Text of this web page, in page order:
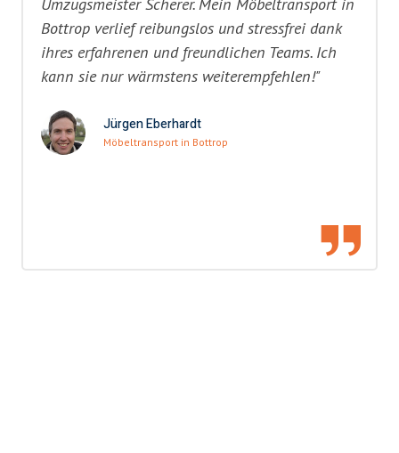
Bottrop verlief reibungslos und stressfrei dank
ihres erfahrenen und freundlichen Teams. Ich
kann sie nur wärmstens weiterempfehlen!"
Jürgen Eberhardt
Möbeltransport in Bottrop